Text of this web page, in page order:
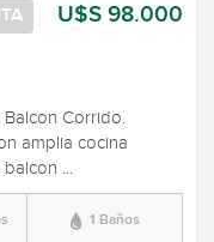
U$S 98.000
Balcon Corrido.
amplia cocina
...
1 Baños